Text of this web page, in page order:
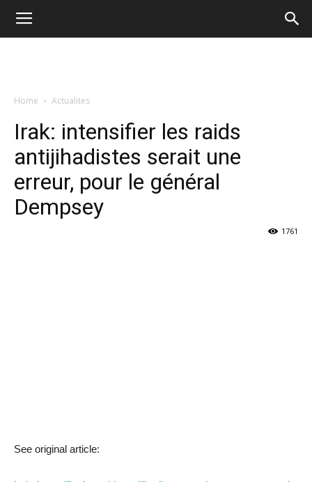
Home Actualites
Irak: intensifier les raids
antijihadistes serait une
erreur, pour le général
Dempsey
1761
See original article: